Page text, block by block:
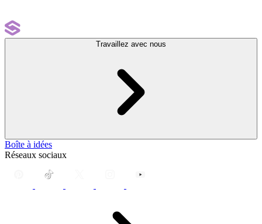
Travaillez avec nous
Boîte à idées
Réseaux sociaux